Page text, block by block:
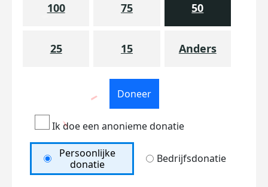
100 75 50
25 15 Anders
Doneer
Ik doe een anonieme donatie
Persoonlijke
donatie
Bedrijfsdonatie